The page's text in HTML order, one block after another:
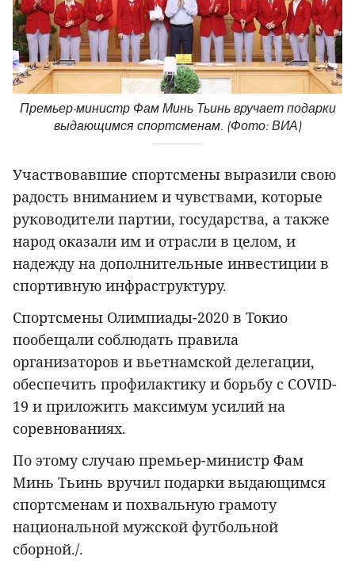
Премьер-министр Фам Минь Тьинь вручает подарки
выдающимся спортсменам. (Фото: ВИА)
Участвовавшие спортсмены выразили свою
радость вниманием и чувствами, которые
руководители партии, государства, а также
народ оказали им и отрасли в целом, и
надежду на дополнительные инвестиции в
спортивную инфраструктуру.
Спортсмены Олимпиады-2020 в Токио
пообещали соблюдать правила
организаторов и вьетнамской делегации,
обеспечить профилактику и борьбу с COVID-
19 и приложить максимум усилий на
соревнованиях.
По этому случаю премьер-министр Фам
Минь Тьинь вручил подарки выдающимся
спортсменам и похвальную грамоту
национальной мужской футбольной
сборной./.